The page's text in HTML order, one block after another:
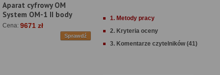
Aparat cyfrowy OM
System OM-1 II body
Cena: 9671 zł
Sprawdź
1. Metody pracy
2. Kryteria oceny
3. Komentarze czytelników (41)